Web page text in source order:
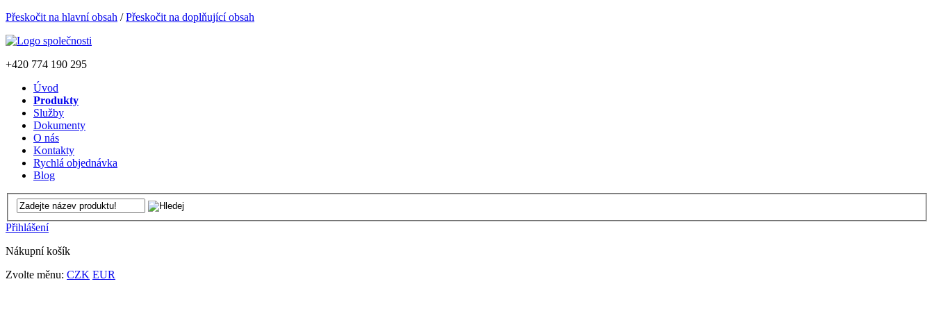
Přeskočit na hlavní obsah /Přeskočit na doplňující obsah
+420 774 190 295
Úvod
Produkty
Služby
Dokumenty
O nás
Kontakty
Rychlá objednávka
Blog
Přihlášení
Nákupní košík
Zvolte měnu: CZK EUR